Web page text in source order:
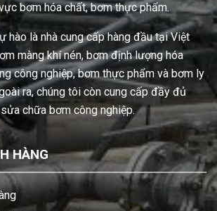
bơm hóa chất, bơm thực phẩm.
hào là nhà cung cấp hàng đầu tại Việt
màng khí nén, bơm định lượng hóa
công nghiệp, bơm thực phẩm và bơm ly
ra, chúng tôi còn cung cấp đầy đủ
chữa bơm công nghiệp.
HÀNG